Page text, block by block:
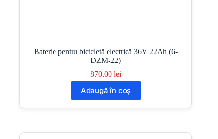
Baterie pentru bicicletă electrică 36V 22Ah (6-
DZM-22)
870,00 lei
Adaugă în coș